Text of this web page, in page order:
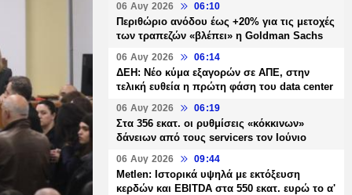
06 Αυγ 2026 06:10
Περιθώριο ανόδου έως +20% για τις μετοχές
των τραπεζών «βλέπει» η Goldman Sachs
06 Αυγ 2026 06:14
ΔΕΗ: Νέο κύμα εξαγορών σε ΑΠΕ, στην
τελική ευθεία η πρώτη φάση του data center
06 Αυγ 2026 06:19
Στα 356 εκατ. οι ρυθμίσεις «κόκκινων»
δάνειων από τους servicers τον Ιούνιο
06 Αυγ 2026 09:44
Metlen: Ιστορικά υψηλά με εκτόξευση
κερδών και EBITDA στα 550 εκατ. ευρώ το α'